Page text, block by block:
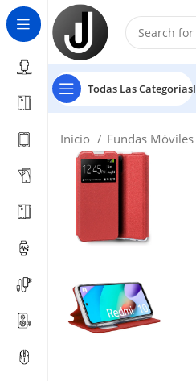
Todas Las Categorías
Inicio Fundas Móviles